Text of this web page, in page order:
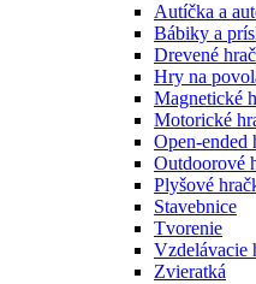
Autíčka a
Bábiky a
Drevené
Hry na
Magnetické
Motorické
Open-ended
Outdoorové
Plyšové
Stavebnice
Tvorenie
Vzdelávacie
Zvieratká